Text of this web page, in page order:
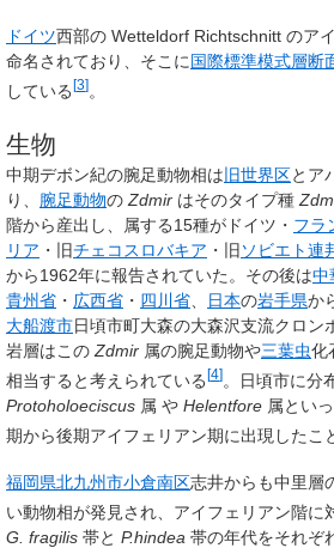
ドイツ西部の Wetteldorf Richtschnitt のア
命名されており、そこに国際標準模式層断
している[3]。
生物
中期デボン紀の腕足動物相は 旧世界区とア
り、 腕足動物の Zdmir はそのタイプ種
階から産出し、属する15種がドイツ・ フラ
リア ・旧チェコスロバキア ・旧ソビエト連
から1962年に報告されていた。その後は中
貴州省 ・ 広西省 ・ 四川省 日本の岩手県か
大船渡市日頃市町大森の大森沢支流クロン
岩層はこの Zdmir 属の腕足動物や三葉虫化
相当すると考えられている [4] 。日頃市に分
Protoholoeciscus 属 や Helentfore 属とい
期から後期アイフェリアン期に出現したこ
福岡県北九州市小倉南区志井からも中里層
い動物相が発見され、アイフェリアン階に
G. fragilis 帯と P.hindea 帯の年代をそれぞ